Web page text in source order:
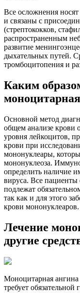
Все осложнения
и связаны с
(стрептококков,
распространенным
развитие
дыхательных путей.
тромбоцитопения и
Каким
Основной метод
общем анализе крови
уровня лейкоцитов,
крови при
мононуклеары,
мононуклеоза.
определить наличие
вируса. Все
подлежат
так как и для этого
крови мононуклеаров.
Лечение
другие
Моноцитарная ангина
требует